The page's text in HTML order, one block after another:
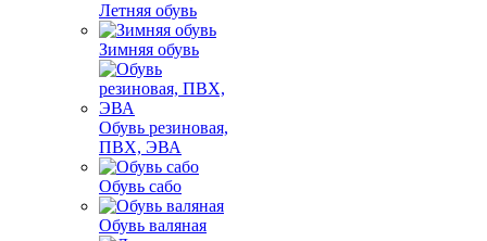
Летняя обувь
Зимняя обувь
Обувь резиновая,
ПВХ, ЭВА
Обувь сабо
Обувь валяная